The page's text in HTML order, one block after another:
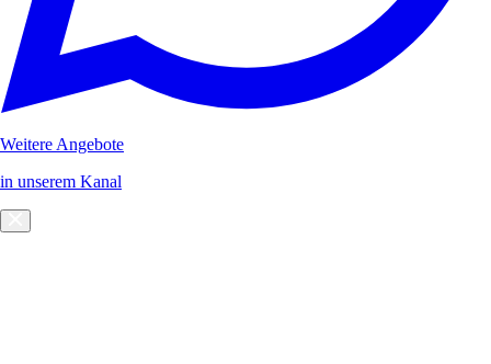
Weitere Angebote
in unserem Kanal